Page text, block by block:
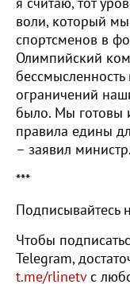
я считаю, тот
воли, который
спортсменов в
Олимпийский
бессмысленность
ограничений
было. Мы готовы
правила едины
– заявил министр.
***
Подписывайтесь
Чтобы
Telegram,
t.me/rlinetvс